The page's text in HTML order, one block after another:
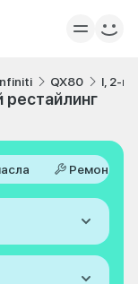
QX80 I, 2-й
рестайлинг
Ремонт